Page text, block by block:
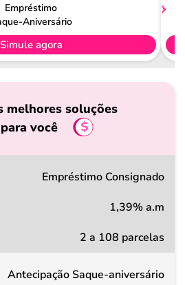
Empréstimo
Aniversário
Simule agora
melhores soluções
você
Empréstimo Consignado
1,39% a.m
2 a 108 parcelas
Antecipação Saque-aniversário